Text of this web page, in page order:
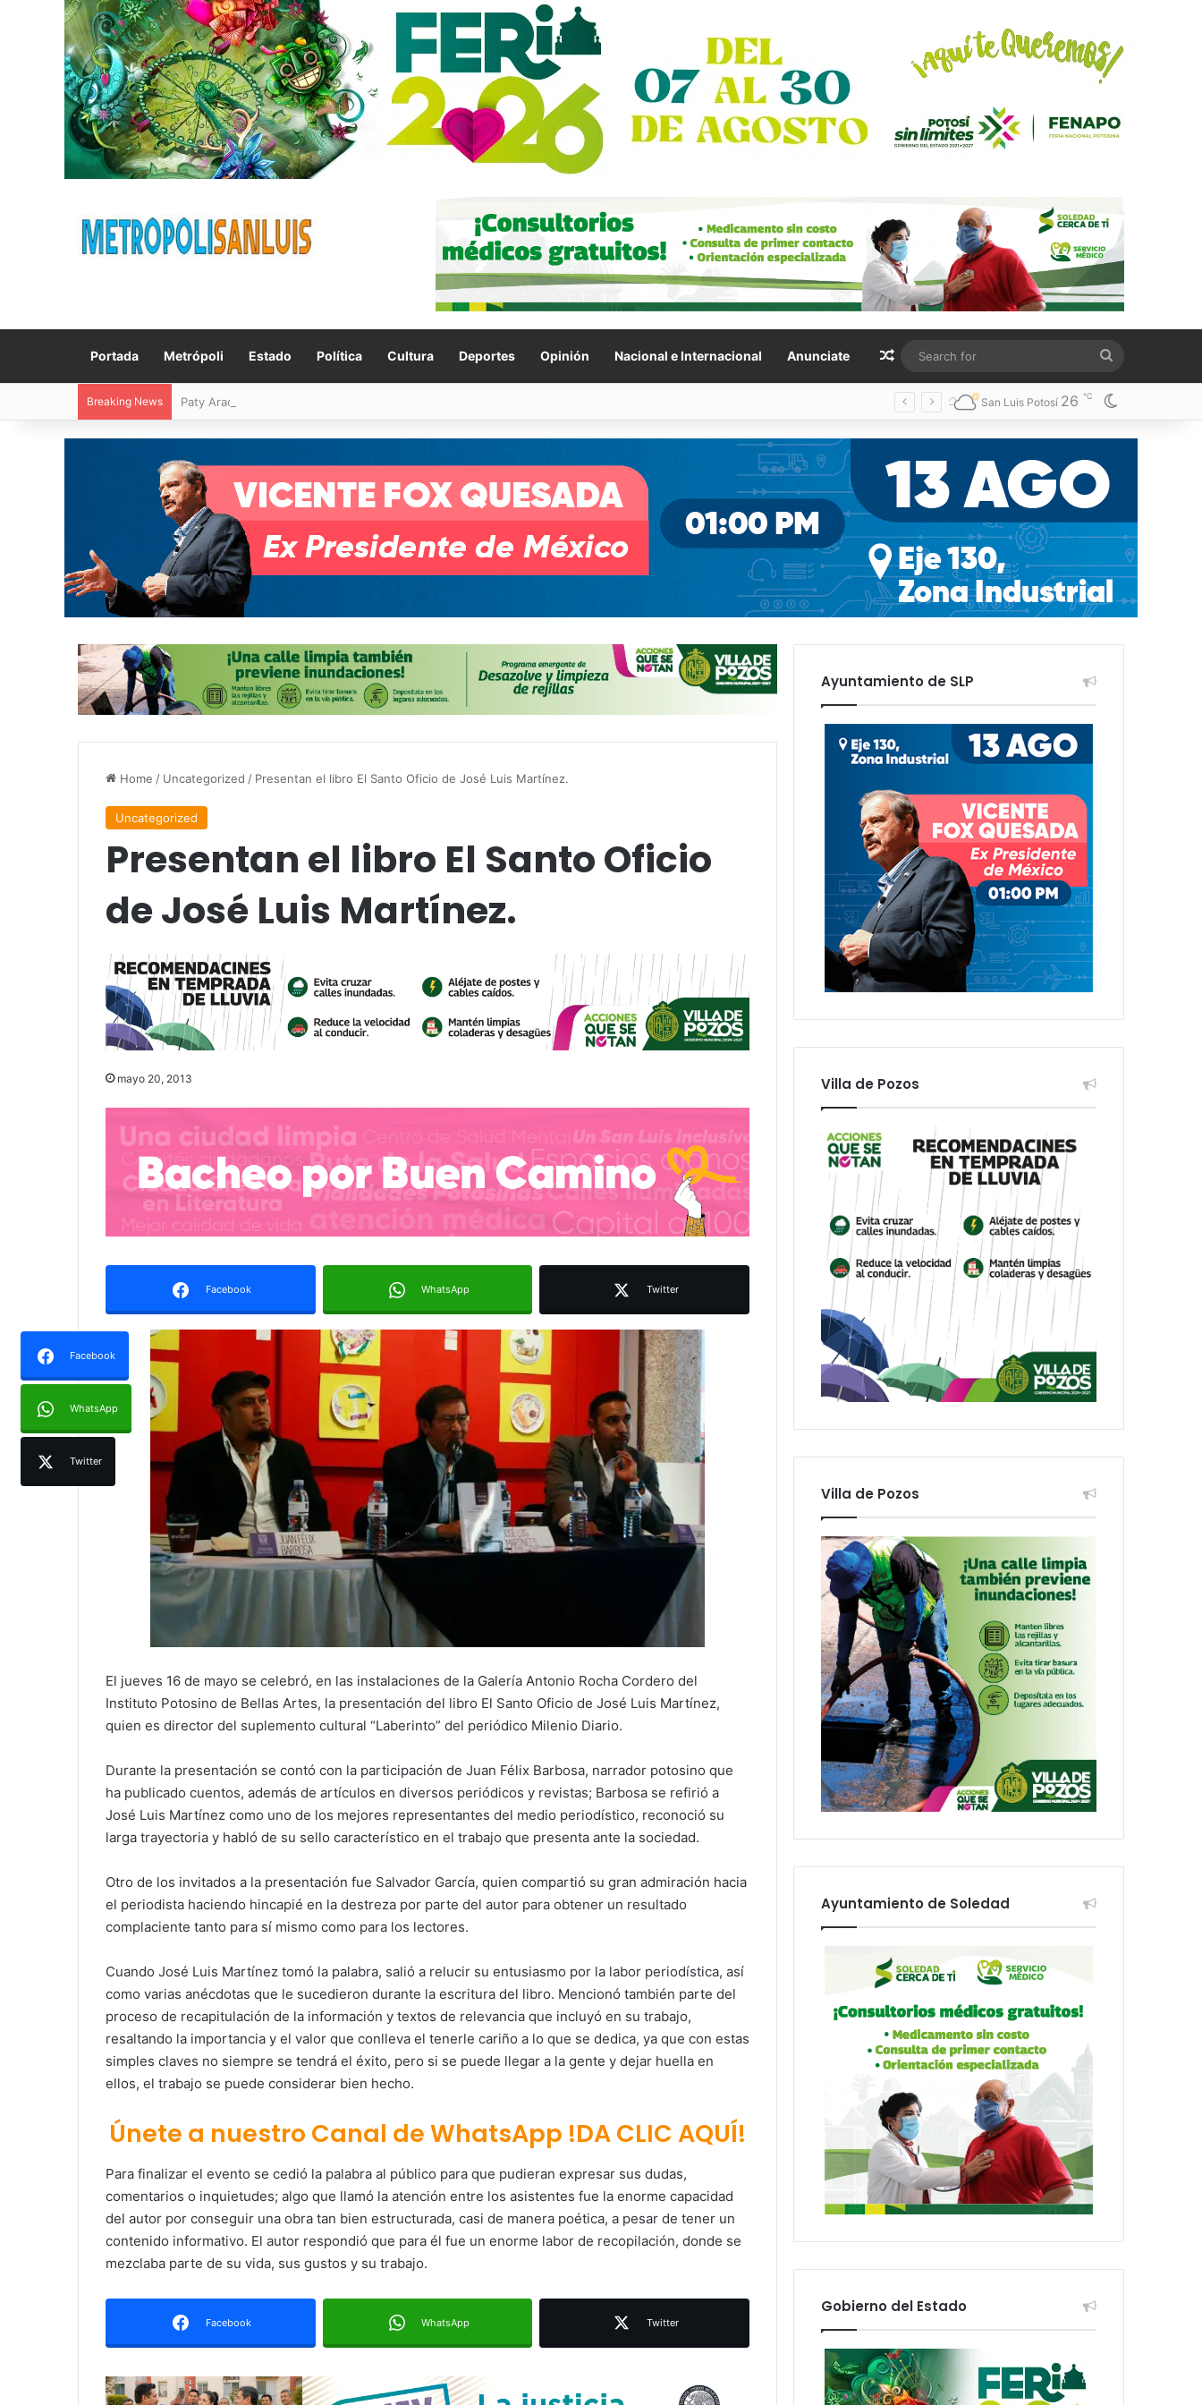
Portada Metrópoli Estado Política Cultura Deportes Opinión Nacional e Internacional Anunciate Random Article
for
Breaking News Paty Aradillas destaca impacto del nuevo desnivel de Circuito Potosí en la movilidad de Villa de Pozos San Luis Potosí 26 ℃
Home / Uncategorized / Presentan el libro El Santo Oficio de José Luis Martínez.
Uncategorized
Presentan el libro El Santo Oficio
de José Luis Martínez.
mayo 20, 2013
Facebook WhatsApp Twitter
Facebook
WhatsApp
Twitter
El jueves 16 de mayo se celebró, en las instalaciones de la Galería Antonio Rocha Cordero del
Instituto Potosino de Bellas Artes, la presentación del libro El Santo Oficio de José Luis Martínez,
quien es director del suplemento cultural “Laberinto” del periódico Milenio Diario.
Durante la presentación se contó con la participación de Juan Félix Barbosa, narrador potosino que
ha publicado cuentos, además de artículos en diversos periódicos y revistas; Barbosa se refirió a
José Luis Martínez como uno de los mejores representantes del medio periodístico, reconoció su
larga trayectoria y habló de su sello característico en el trabajo que presenta ante la sociedad.
Otro de los invitados a la presentación fue Salvador García, quien compartió su gran admiración hacia
el periodista haciendo hincapié en la destreza por parte del autor para obtener un resultado
complaciente tanto para sí mismo como para los lectores.
Cuando José Luis Martínez tomó la palabra, salió a relucir su entusiasmo por la labor periodística, así
como varias anécdotas que le sucedieron durante la escritura del libro. Mencionó también parte del
proceso de recapitulación de la información y textos de relevancia que incluyó en su trabajo,
resaltando la importancia y el valor que conlleva el tenerle cariño a lo que se dedica, ya que con estas
simples claves no siempre se tendrá el éxito, pero si se puede llegar a la gente y dejar huella en
ellos, el trabajo se puede considerar bien hecho.
Únete a nuestro Canal de WhatsApp !DA CLIC AQUÍ!
Para finalizar el evento se cedió la palabra al público para que pudieran expresar sus dudas,
comentarios o inquietudes; algo que llamó la atención entre los asistentes fue la enorme capacidad
del autor por conseguir una obra tan bien estructurada, casi de manera poética, a pesar de tener un
contenido informativo. El autor respondió que para él fue un enorme labor de recopilación, donde se
mezclaba parte de su vida, sus gustos y su trabajo.
Facebook WhatsApp Twitter
Ruth González destaca impacto del
nuevo paso a desnivel en la
movilidad estatal
destaca coordinación con
Gobierno del Estado
Luis Mejía inicia diagnóstico en
Ayuntamiento de SLP
Villa de Pozos
Villa de Pozos
Ayuntamiento de Soledad
Gobierno del Estado